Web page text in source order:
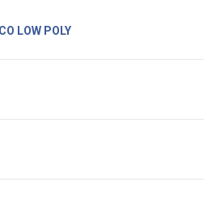
LOW POLY